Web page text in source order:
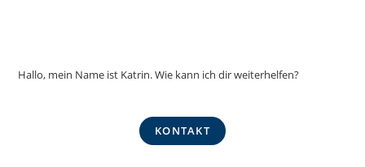
Hallo, mein Name ist Katrin. Wie kann ich dir weiterhelfen?
KONTAKT